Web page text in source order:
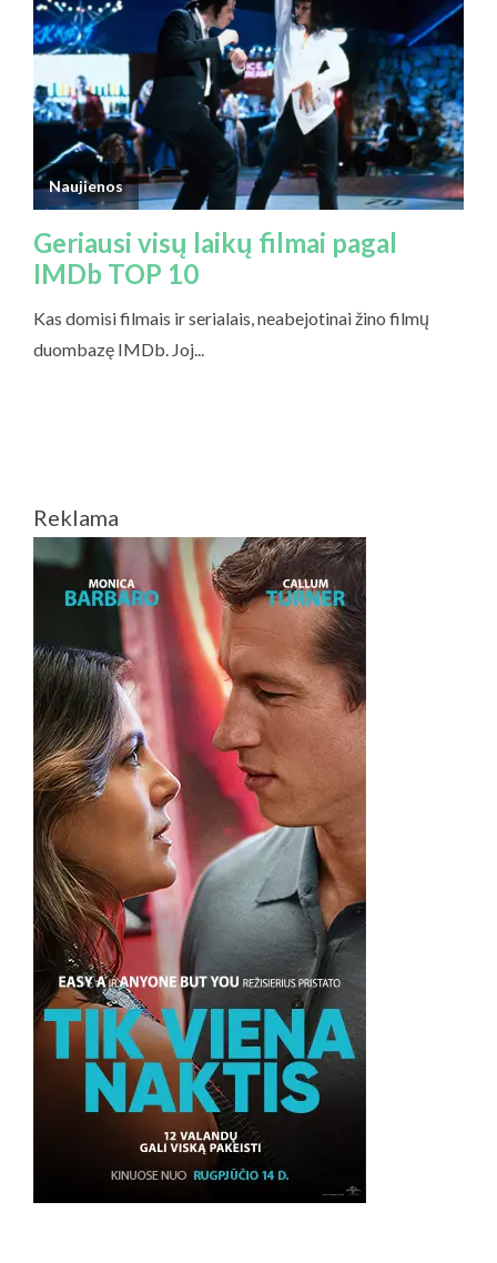
Reklama